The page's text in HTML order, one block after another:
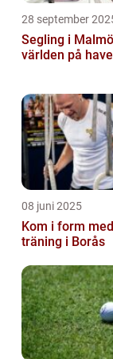
28 september
Segling i
världen på
08 juni 2025
Kom i form
träning i Borås